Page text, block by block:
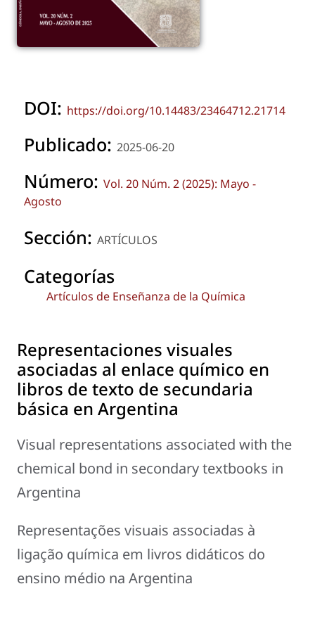
DOI: https://doi.org/10.14483/23464712.21714
Publicado: 2025-06-20
Número: Vol. 20 Núm. 2 (2025): Mayo -
Agosto
Sección: ARTÍCULOS
Categorías
Artículos de Enseñanza de la Química
Representaciones visuales
asociadas al enlace químico en
libros de texto de secundaria
básica en Argentina
Visual representations associated with the
chemical bond in secondary textbooks in
Argentina
Representações visuais associadas à
ligação química em livros didáticos do
ensino médio na Argentina